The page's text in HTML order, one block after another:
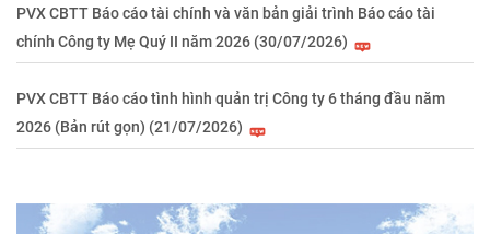
PVX CBTT Báo cáo tài chính và văn bản giải trình Báo cáo tài
chính Công ty Mẹ Quý II năm 2026 (30/07/2026)
PVX CBTT Báo cáo tình hình quản trị Công ty 6 tháng đầu năm
2026 (Bản rút gọn) (21/07/2026)